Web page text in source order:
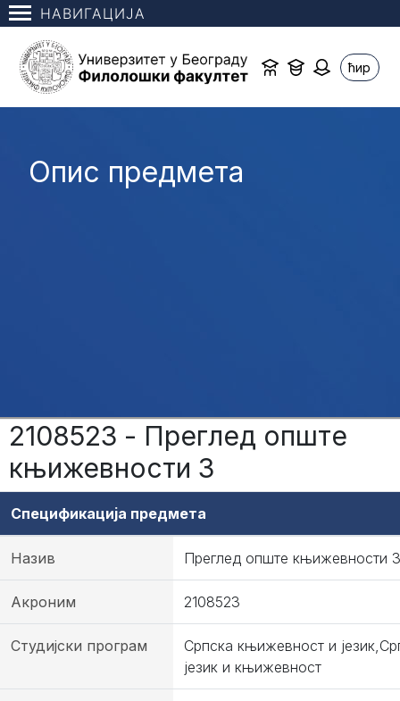
НАВИГАЦИЈА
ћир
Опис предмета
2108523 - Преглед опште
књижевности 3
Спецификација предмета
Назив Преглед опште књижевности 3
Акроним 2108523
Студијски програм
Српска књижевност и
језик и књижевност